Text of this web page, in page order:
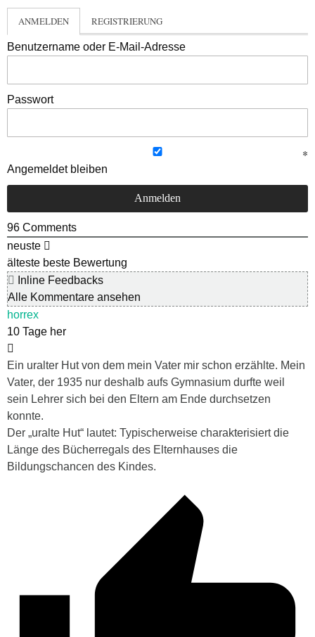
ANMELDEN REGISTRIERUNG
Benutzername oder E-Mail-Adresse
Passwort
Angemeldet bleiben
96 Comments
neuste
älteste beste Bewertung
Inline Feedbacks
Alle Kommentare ansehen
horrex
10 Tage her
Ein uralter Hut von dem mein Vater mir schon erzählte. Mein
Vater, der 1935 nur deshalb aufs Gymnasium durfte weil
sein Lehrer sich bei den Eltern am Ende durchsetzen
konnte.
Der „uralte Hut“ lautet: Typischerweise charakterisiert die
Länge des Bücherregals des Elternhauses die
Bildungschancen des Kindes.